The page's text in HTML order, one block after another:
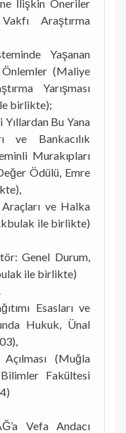
İlişkin Öneriler
Araştırma
Yaşanan
Önlemler (Maliye
Yarışması
birlikte);
Yıllardan Bu Yana
ve Bankacılık
Murakıpları
Ödülü, Emre
Araçları ve Halka
ile birlikte)
Genel Durum,
ile birlikte)
Esasları ve
Hukuk, Ünal
(Muğla
Fakültesi
Vefa Andacı